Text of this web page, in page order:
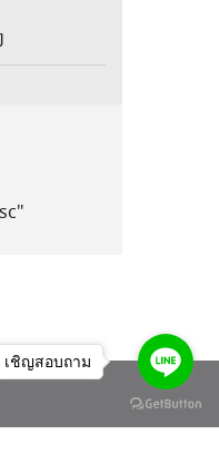
เชิญสอบถาม